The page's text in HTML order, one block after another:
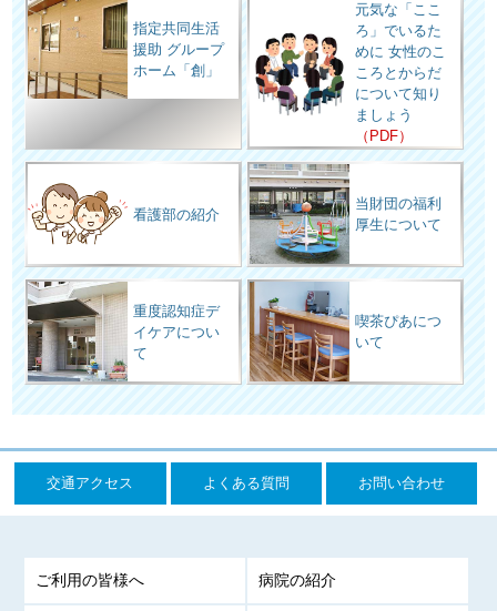
指定共同生活
援助 グループ
ホーム「創」
元気な「ここ
ろ」でいるた
めに 女性のこ
ころとからだ
について知り
ましょう
（PDF）
看護部の紹介
当財団の福利
厚生について
重度認知症デ
イケアについ
て
喫茶ぴあにつ
いて
交通アクセス よくある質問 お問い合わせ
ご利用の皆様へ 病院の紹介